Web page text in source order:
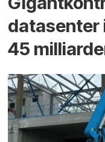
datasenter
45